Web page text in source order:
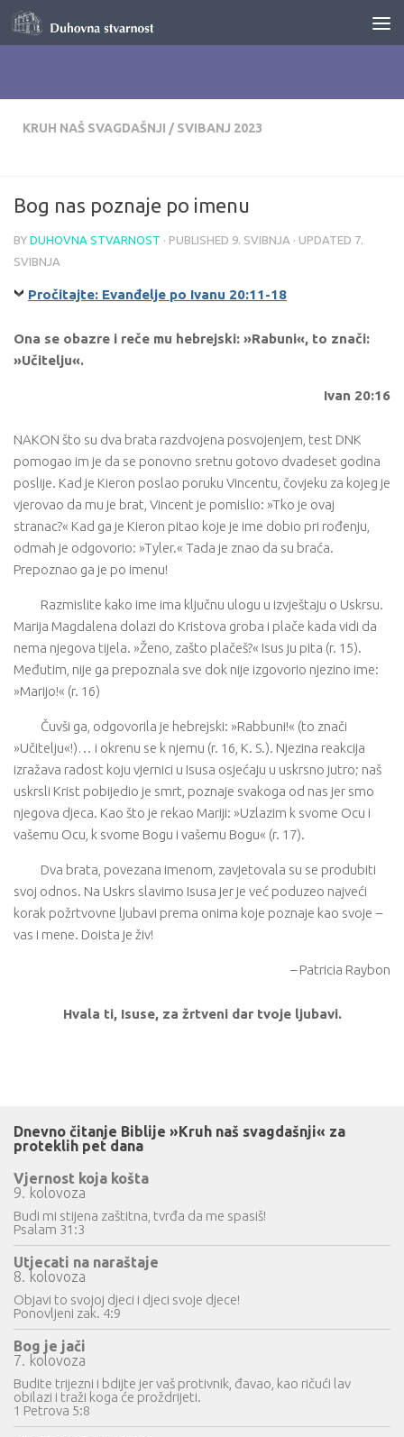
Skip to content
KRUH NAŠ SVAGDAŠNJI / SVIBANJ 2023
Bog nas poznaje po imenu
BY DUHOVNA STVARNOST · PUBLISHED 9. SVIBNJA · UPDATED 7.
SVIBNJA
Pročitajte: Evanđelje po Ivanu 20:11-18
Ona se obazre i reče mu hebrejski: »Rabuni«, to znači:
»Učitelju«.
Ivan 20:16
NAKON što su dva brata razdvojena posvojenjem, test DNK
pomogao im je da se ponovno sretnu gotovo dvadeset godina
poslije. Kad je Kieron poslao poruku Vincentu, čovjeku za kojeg je
vjerovao da mu je brat, Vincent je pomislio: »Tko je ovaj
stranac?« Kad ga je Kieron pitao koje je ime dobio pri rođenju,
odmah je odgovorio: »Tyler.« Tada je znao da su braća.
Prepoznao ga je po imenu!
Razmislite kako ime ima ključnu ulogu u izvještaju o Uskrsu.
Marija Magdalena dolazi do Kristova groba i plače kada vidi da
nema njegova tijela. »Ženo, zašto plačeš?« Isus ju pita (r. 15).
Međutim, nije ga prepoznala sve dok nije izgovorio njezino ime:
»Marijo!« (r. 16)
Čuvši ga, odgovorila je hebrejski: »Rabbuni!« (to znači
»Učitelju«!)… i okrenu se k njemu (r. 16, K. S.). Njezina reakcija
izražava radost koju vjernici u Isusa osjećaju u uskrsno jutro; naš
uskrsli Krist pobijedio je smrt, poznaje svakoga od nas jer smo
njegova djeca. Kao što je rekao Mariji: »Uzlazim k svome Ocu i
vašemu Ocu, k svome Bogu i vašemu Bogu« (r. 17).
Dva brata, povezana imenom, zavjetovala su se produbiti
svoj odnos. Na Uskrs slavimo Isusa jer je već poduzeo najveći
korak požrtvovne ljubavi prema onima koje poznaje kao svoje –
vas i mene. Doista je živ!
– Patricia Raybon
Hvala ti, Isuse, za žrtveni dar tvoje ljubavi.
Dnevno čitanje Biblije »Kruh naš svagdašnji« za
proteklih pet dana
Vjernost koja košta
9. kolovoza
Budi mi stijena zaštitna, tvrđa da me spasiš!
Psalam 31:3
Utjecati na naraštaje
8. kolovoza
Objavi to svojoj djeci i djeci svoje djece!
Ponovljeni zak. 4:9
Bog je jači
7. kolovoza
Budite trijezni i bdijte jer vaš protivnik, đavao, kao ričući lav
obilazi i traži koga će proždrijeti.
1 Petrova 5:8